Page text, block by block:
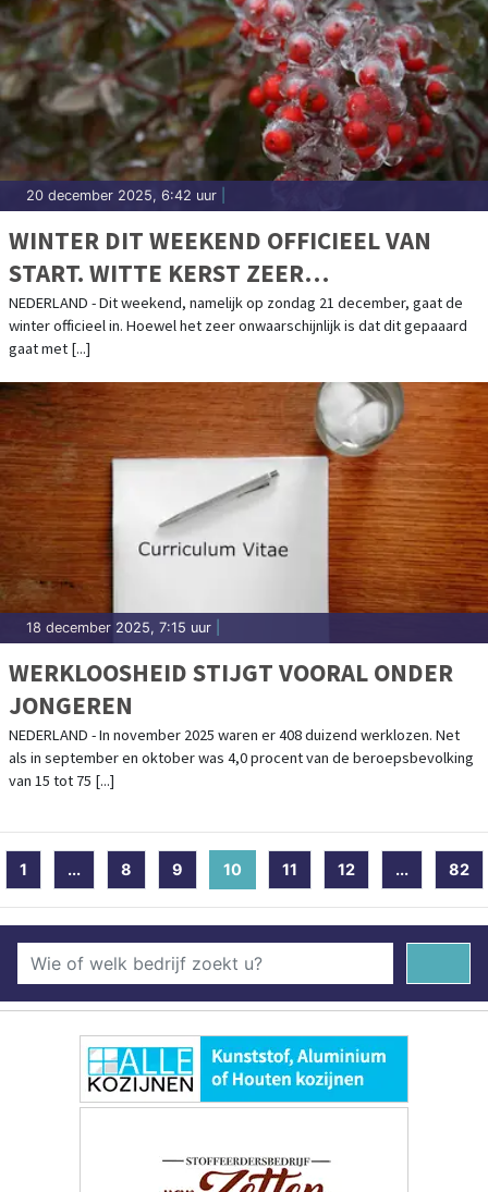
20 december 2025, 6:42 uur
WINTER DIT WEEKEND OFFICIEEL VAN
START. WITTE KERST ZEER
ONWAARSCHIJNLIJK, MAAR WEL FLINK
KOUDER
NEDERLAND - Dit weekend, namelijk op zondag 21 december, gaat de
winter officieel in. Hoewel het zeer onwaarschijnlijk is dat dit gepaaard
gaat met [...]
18 december 2025, 7:15 uur
WERKLOOSHEID STIJGT VOORAL ONDER
JONGEREN
NEDERLAND - In november 2025 waren er 408 duizend werklozen. Net
als in september en oktober was 4,0 procent van de beroepsbevolking
van 15 tot 75 [...]
1 ... 8 9 10 (current)
11 12 ... 82